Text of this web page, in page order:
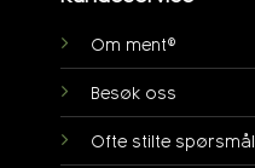
Om ment®
Besøk oss
Ofte stilte spørsmål